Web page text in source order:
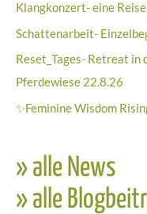
Klangkonzert- eine
Schattenarbeit-
Reset_Tages- Retreat in
Pferdewiese 22.8.26
✨Feminine Wisdom
» alle News
» alle